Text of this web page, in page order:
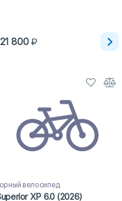
800
велосипед
XP 6.0 (2026)